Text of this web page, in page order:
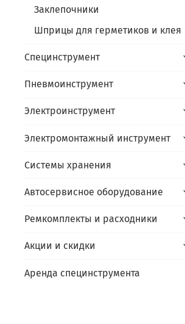
Заклепочники
Шприцы для герметиков и клея
Специнструмент
Пневмоинструмент
Электроинструмент
Электромонтажный инструмент
Системы хранения
Автосервисное оборудование
Ремкомплекты и расходники
Акции и скидки
Аренда специнструмента